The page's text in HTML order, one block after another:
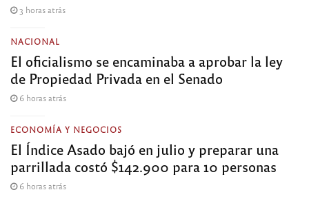
3 horas atrás
NACIONAL
El oficialismo se encaminaba a aprobar la ley
de Propiedad Privada en el Senado
6 horas atrás
ECONOMÍA Y NEGOCIOS
El Índice Asado bajó en julio y preparar una
parrillada costó $142.900 para 10 personas
6 horas atrás